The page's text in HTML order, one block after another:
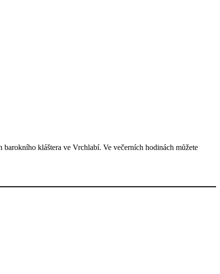
kláštera ve Vrchlabí. Ve večerních hodinách můžete